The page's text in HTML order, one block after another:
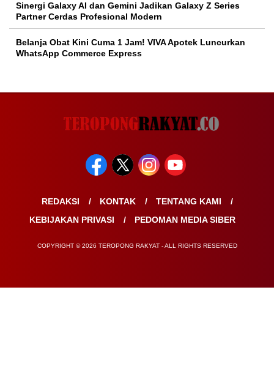
Sinergi Galaxy AI dan Gemini Jadikan Galaxy Z Series
Partner Cerdas Profesional Modern
Belanja Obat Kini Cuma 1 Jam! VIVA Apotek Luncurkan
WhatsApp Commerce Express
REDAKSI KONTAK
TENTANG KAMI
KEBIJAKAN PRIVASI
PEDOMAN MEDIA SIBER
COPYRIGHT © 2026 TEROPONG RAKYAT - ALL RIGHTS RESERVED